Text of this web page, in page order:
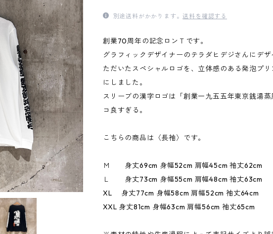
別途送料がかかります。送料を確認する
創業70周年の記念ロンＴです。
グラフィックデザイナーのテラダヒデジさんにデ
ただいたスペシャルロゴを、立体感のある発泡プ
にしました。
スリーブの漢字ロゴは「創業一九五五年東京銭湯蒸
コ良すぎる。
こちらの商品は〈長袖〉です。
Ｍ 身丈69cm 身幅52cm 肩幅45cm 袖丈62cm
Ｌ 身丈73cm 身幅55cm 肩幅48cm 袖丈63cm
XL 身丈77cm 身幅58cm 肩幅52cm 袖丈64cm
XXL 身丈81cm 身幅63cm 肩幅56cm 袖丈65cm